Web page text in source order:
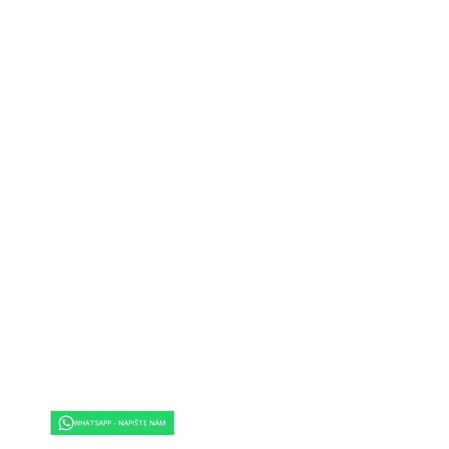
fén a set pro přípravu kávy nebo čaje.
aktivně založené hosty je zde fitness centrum
WHATSAPP - NAPIŠTE NÁM